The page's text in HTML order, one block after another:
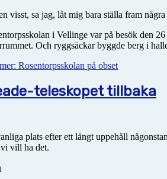
visst, sa jag, låt mig bara ställa fram
i Vellinge var på besök den
Och ryggsäckar byggde berg i
Rosentorpsskolan på obset
teleskopet tillbaka
plats efter ett långt uppehåll
vill ha det.